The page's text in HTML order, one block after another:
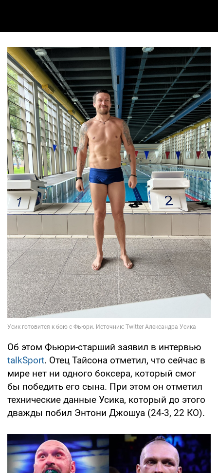
Об этом Фьюри-старший заявил в интервью
talkSport. Отец Тайсона отметил, что сейчас в
мире нет ни одного боксера, который смог
бы победить его сына. При этом он отметил
технические данные Усика, который до этого
дважды побил Энтони Джошуа (24-3, 22 КО).